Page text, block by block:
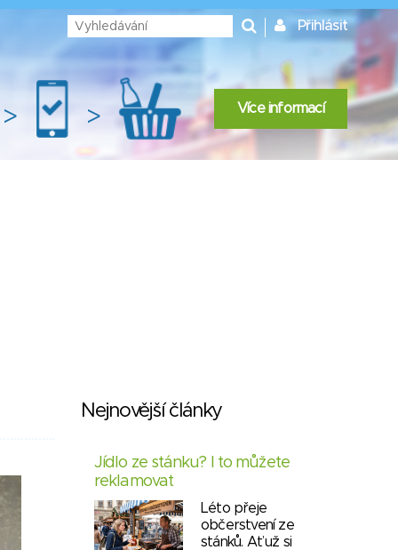
Přihlásit
> > Více informací
Nejnovější články
Jídlo ze stánku? I to můžete
reklamovat
Léto přeje
občerstvení ze
stánků. Ať už si